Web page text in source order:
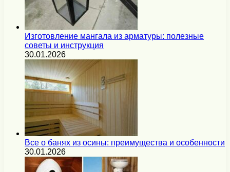
Изготовление мангала из арматуры: полезные
советы и инструкция
30.01.2026
Все о банях из осины: преимущества и особенности
30.01.2026